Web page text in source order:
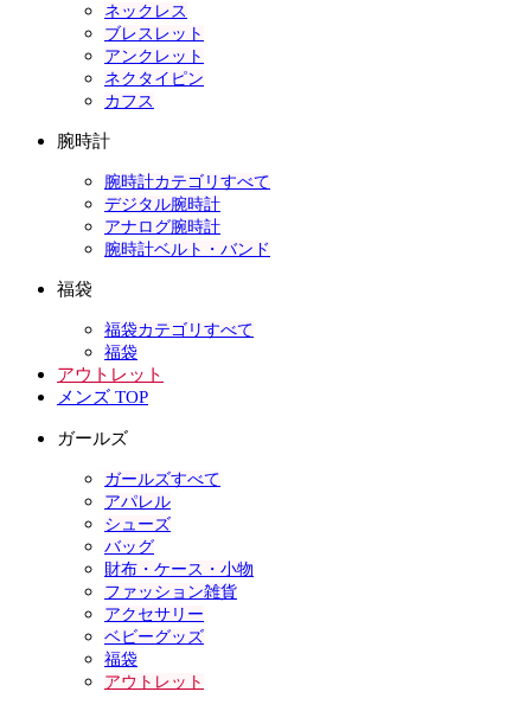
ネックレス
ブレスレット
アンクレット
ネクタイピン
カフス
腕時計
腕時計カテゴリすべて
デジタル腕時計
アナログ腕時計
腕時計ベルト・バンド
福袋
福袋カテゴリすべて
福袋
アウトレット
メンズ TOP
ガールズ
ガールズすべて
アパレル
シューズ
バッグ
財布・ケース・小物
ファッション雑貨
アクセサリー
ベビーグッズ
福袋
アウトレット